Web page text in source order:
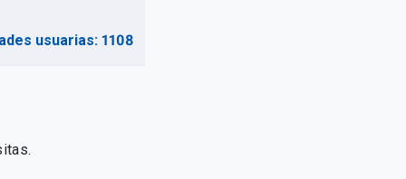
usuarias: 1108